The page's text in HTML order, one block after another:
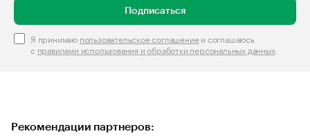
Подписаться
Я принимаю пользовательское соглашениеи соглашаюсь
с правилами использования и обработки персональных данных.
Рекомендации партнеров: